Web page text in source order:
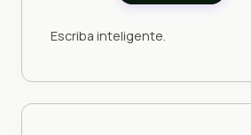
Escriba inteligente.